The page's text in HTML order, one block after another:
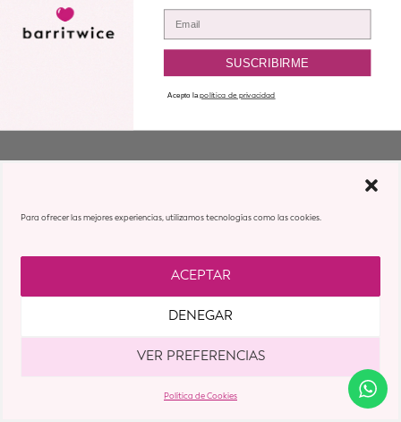
Para ofrecer las mejores experiencias, utilizamos tecnologías como las cookies.
ACEPTAR
DENEGAR
VER PREFERENCIAS
Política de Cookies
SUSCRIBIRME
Acepto lapolítica de privacidad